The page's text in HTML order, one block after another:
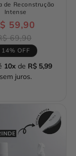
de Reconstrução
Intense
59,90
69,90
14% OFF
10xde R$ 5,99
sem juros.